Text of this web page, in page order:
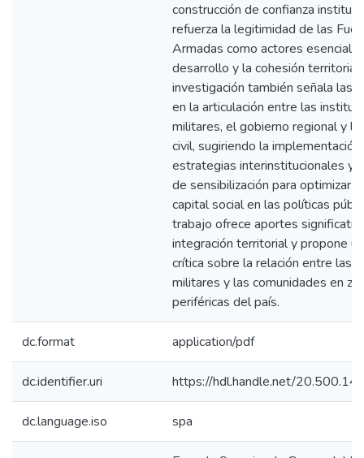
construcción de confianza
refuerza la legitimidad de las
Armadas como actores
desarrollo y la cohesión
investigación también señala las
en la articulación entre las
militares, el gobierno regional y la
civil, sugiriendo la
estrategias interinstitucionales y
de sensibilización para optimizar
capital social en las políticas
trabajo ofrece aportes
integración territorial y propone
crítica sobre la relación entre las
militares y las comunidades en
periféricas del país.
dc.format application/pdf
dc.identifier.uri https://hdl.handle.net/
dc.language.iso spa